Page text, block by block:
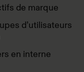
de marque
d’utilisateurs
en interne